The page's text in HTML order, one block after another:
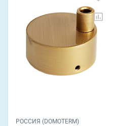
РОССИЯ (DOMOTERM)